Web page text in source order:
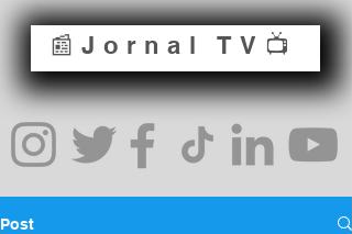
📰Jornal TV📺
Post